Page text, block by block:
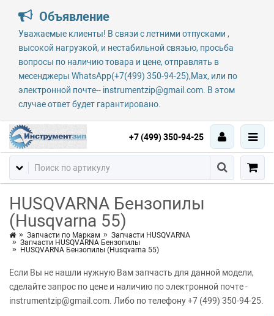
Объявление
Уважаемые клиенты! В связи с летними отпусками ,
высокой нагрузкой, и нестабильной связью, просьба
вопросы по наличию товара и цене, отправлять в
месенджеры WhatsApp(+7(499) 350-94-25),Max, или по
электронной почте-- instrumentzip@gmail.com. В этом
случае ответ будет гарантировано.
+7 (499) 350-94-25
HUSQVARNA Бензопилы
(Husqvarna 55)
Запчасти по Маркам
Запчасти HUSQVARNA
Запчасти HUSQVARNA Бензопилы
HUSQVARNA Бензопилы (Husqvarna 55)
Если Вы не нашли нужную Вам запчасть для данной модели,
сделайте запрос по цене и наличию по электронной почте -
instrumentzip@gmail.com. Либо по телефону +7 (499) 350-94-25.